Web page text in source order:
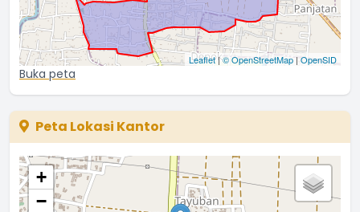
Leaflet|© OpenStreetMap | OpenSID
Buka peta
Peta Lokasi Kantor
+
−